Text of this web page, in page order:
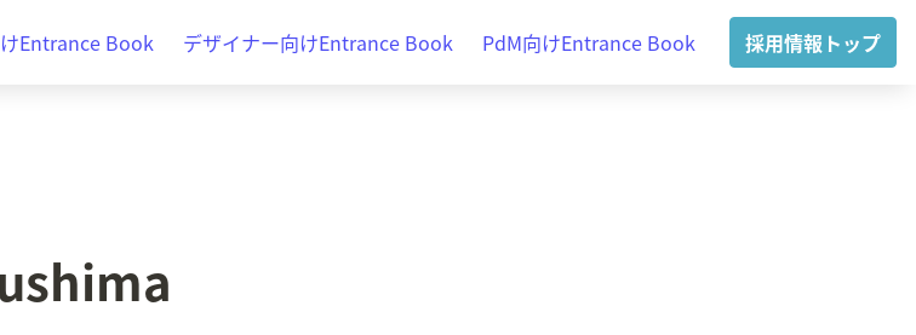
Entrance Book デザイナー向けEntrance Book PdM向けEntrance Book 採用情報トップ